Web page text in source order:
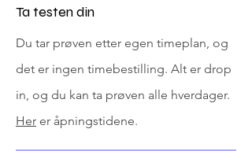
Ta testen din
Du tar prøven etter egen timeplan, og
det er ingen timebestilling. Alt er drop
in, og du kan ta prøven alle hverdager.
Her er åpningstidene.